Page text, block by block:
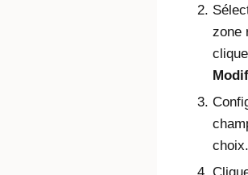
zone
choix.